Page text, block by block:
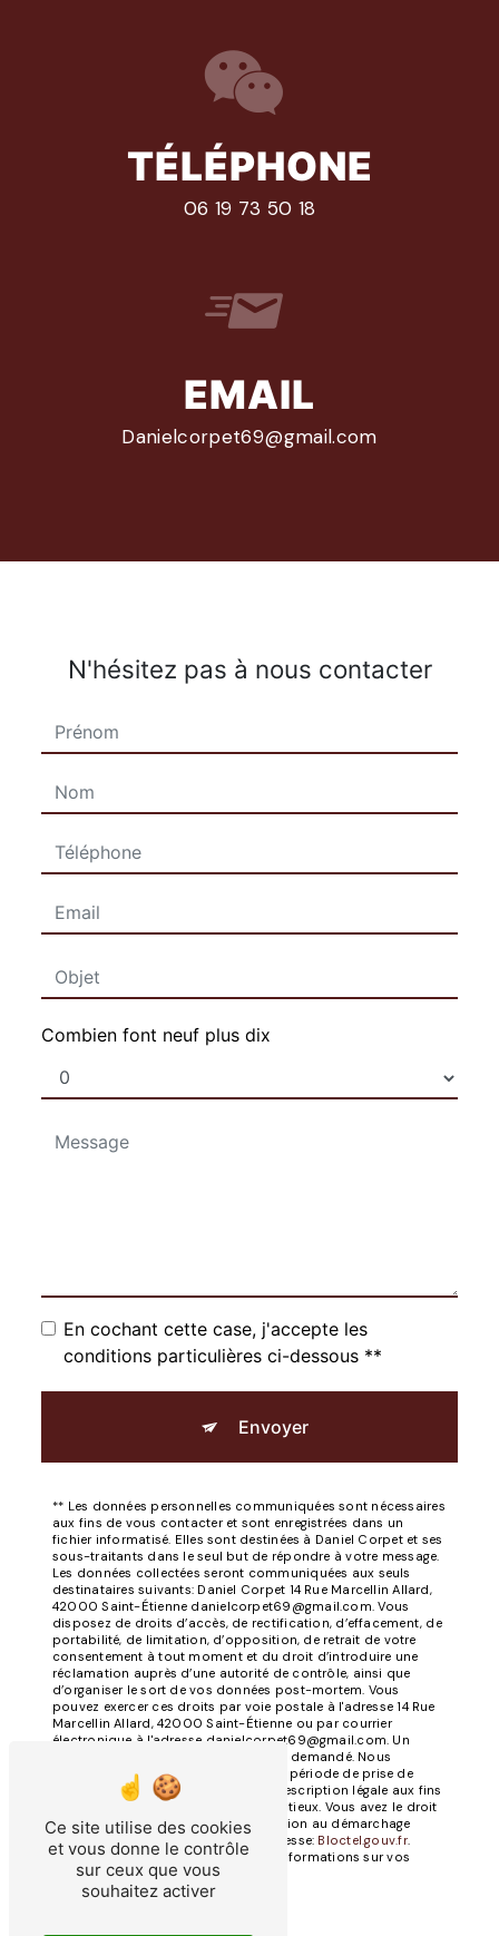
TÉLÉPHONE
06 19 73 50 18
EMAIL
danielcorpet69@gmail.com
N'hésitez pas à nous contacter
Combien font neuf plus dix
En cochant cette case, j'accepte les
conditions particulières ci-dessous **
Envoyer
** Les données personnelles communiquées sont nécessaires
aux fins de vous contacter et sont enregistrées dans un
fichier informatisé. Elles sont destinées à Daniel Corpet et ses
sous-traitants dans le seul but de répondre à votre message.
Les données collectées seront communiquées aux seuls
destinataires suivants: Daniel Corpet 14 Rue Marcellin Allard,
42000 Saint-Étienne danielcorpet69@gmail.com. Vous
disposez de droits d’accès, de rectification, d’effacement, de
portabilité, de limitation, d’opposition, de retrait de votre
consentement à tout moment et du droit d’introduire une
réclamation auprès d’une autorité de contrôle, ainsi que
d’organiser le sort de vos données post-mortem. Vous
pouvez exercer ces droits par voie postale à l'adresse 14 Rue
Marcellin Allard, 42000 Saint-Étienne ou par courrier
électronique à l'adresse danielcorpet69@gmail.com. Un
justificatif d'identité pourra vous être demandé. Nous
conservons vos données pendant la période de prise de
contact puis pendant la durée de prescription légale aux fins
probatoires et de gestion des contentieux. Vous avez le droit
de vous inscrire sur la liste d'opposition au démarchage
téléphonique, disponible à cette adresse:
Bloctel.gouv.fr.
Consultez le site cnil.fr pour plus d’informations sur vos
droits.
Ce site utilise des cookies
et vous donne le contrôle
sur ceux que vous
souhaitez activer